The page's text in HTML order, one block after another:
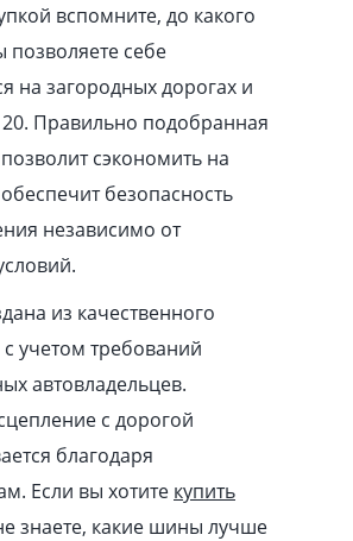
вспомните, до какого
позволяете себе
на загородных дорогах и
20. Правильно подобранная
сэкономить на
безопасность
независимо от
из качественного
учетом требований
автовладельцев.
с дорогой
благодаря
Если вы хотите купить
знаете, какие шины лучше